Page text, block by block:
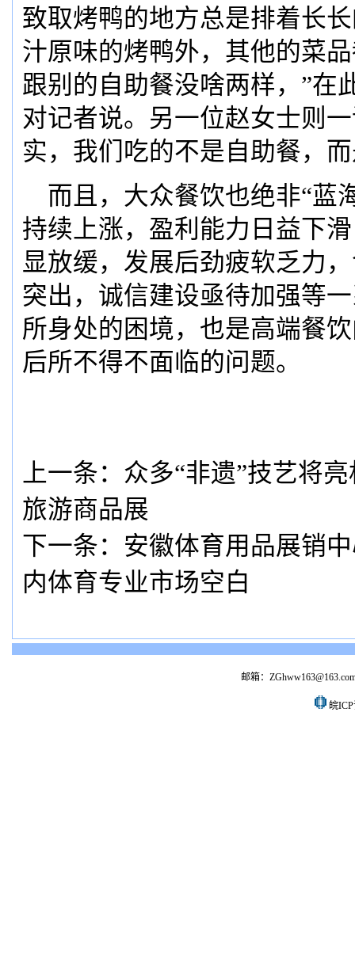
致取烤鸭的地方总是排着长
汁原味的烤鸭外，其他的菜
跟别的自助餐没啥两样，”在
对记者说。另一位赵女士则
实，我们吃的不是自助餐，
而且，大众餐饮也绝非“蓝
持续上涨，盈利能力日益下
显放缓，发展后劲疲软乏力
突出，诚信建设亟待加强等
所身处的困境，也是高端餐
后所不得不面临的问题。
上一条： 众多“非遗”技艺将
旅游商品展
下一条： 安徽体育用品展销
内体育专业市场空白
邮箱：
皖